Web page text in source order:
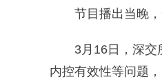
节目播出当晚
3月16日，深
内控有效性等问题